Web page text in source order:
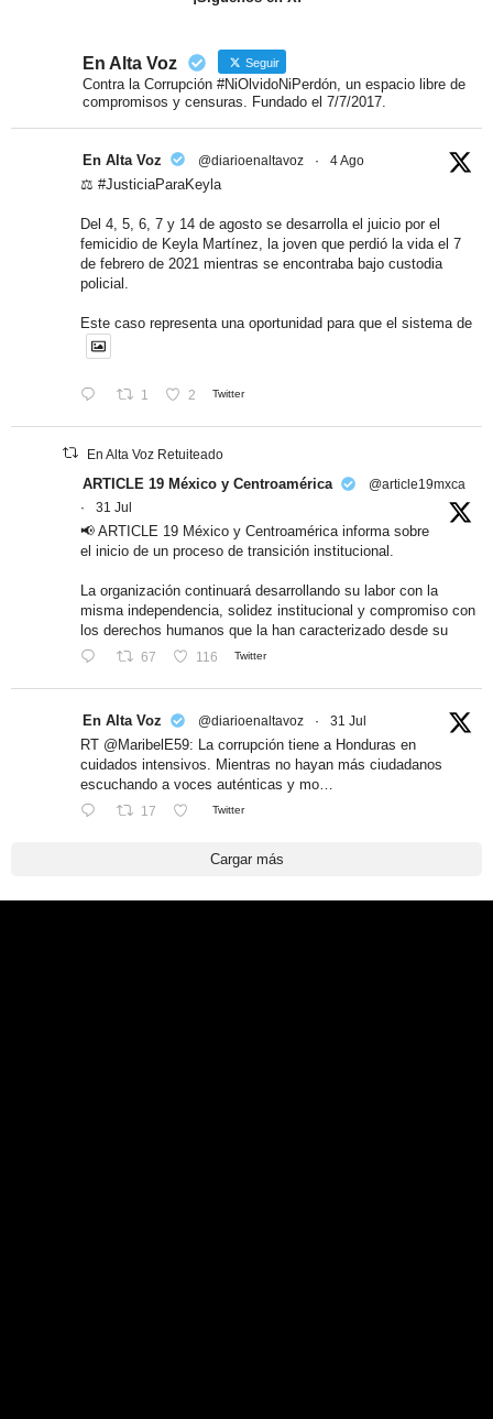
En Alta Voz Seguir
Contra la Corrupción #NiOlvidoNiPerdón, un espacio libre de
compromisos y censuras. Fundado el 7/7/2017.
En Alta Voz @diarioenaltavoz · 4 Ago
⚖️ #JusticiaParaKeyla
Del 4, 5, 6, 7 y 14 de agosto se desarrolla el juicio por el
femicidio de Keyla Martínez, la joven que perdió la vida el 7
de febrero de 2021 mientras se encontraba bajo custodia
policial.
Este caso representa una oportunidad para que el sistema de
1 2 Twitter
En Alta Voz Retuiteado
ARTICLE 19 México y Centroamérica
@article19mxca
·
31 Jul
📢 ARTICLE 19 México y Centroamérica informa sobre
el inicio de un proceso de transición institucional.
La organización continuará desarrollando su labor con la
misma independencia, solidez institucional y compromiso con
los derechos humanos que la han caracterizado desde su
67 116 Twitter
En Alta Voz @diarioenaltavoz · 31 Jul
RT @MaribelE59: La corrupción tiene a Honduras en
cuidados intensivos. Mientras no hayan más ciudadanos
escuchando a voces auténticas y mo…
17 Twitter
Cargar más